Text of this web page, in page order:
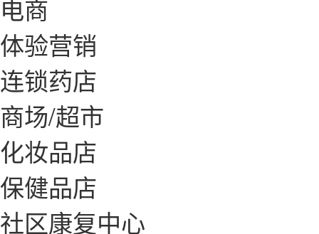
电商
体验营销
连锁药店
商场/超市
化妆品店
保健品店
社区康复中心